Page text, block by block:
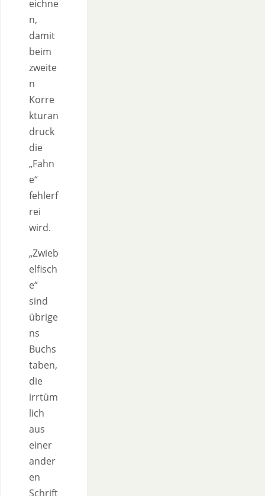
eichne
n,
damit
beim
zweite
n
Korre
kturan
druck
die
„Fahn
e“
fehlerf
rei
wird.
„Zwieb
elfisch
e“
sind
übrige
ns
Buchs
taben,
die
irrtüm
lich
aus
einer
ander
en
Schrift